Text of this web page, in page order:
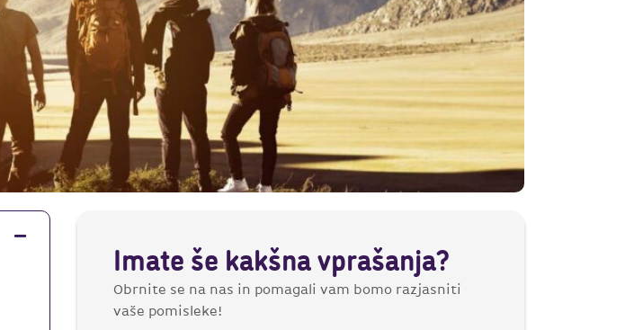
Imate še kakšna vprašanja?
Obrnite se na nas in pomagali vam bomo razjasniti
vaše pomisleke!